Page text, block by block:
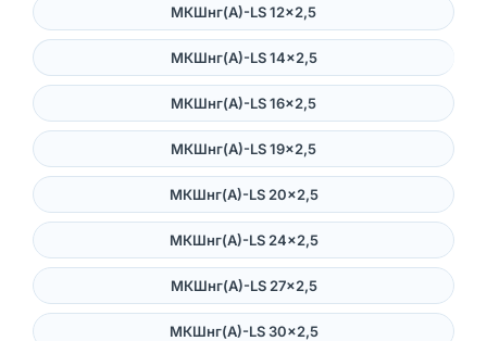
МКШнг(А)-LS 12×2,5
МКШнг(А)-LS 14×2,5
МКШнг(А)-LS 16×2,5
МКШнг(А)-LS 19×2,5
МКШнг(А)-LS 20×2,5
МКШнг(А)-LS 24×2,5
МКШнг(А)-LS 27×2,5
МКШнг(А)-LS 30×2,5